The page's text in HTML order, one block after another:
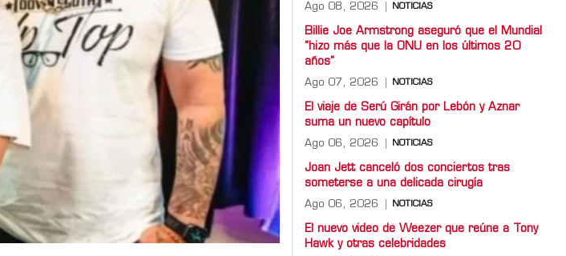
Ago 08, 2026 NOTICIAS
Billie Joe Armstrong aseguró que el Mundial
“hizo más que la ONU en los últimos 20
años”
Ago 07, 2026 NOTICIAS
El viaje de Serú Girán por Lebón y Aznar
suma un nuevo capítulo
Ago 06, 2026 NOTICIAS
Joan Jett canceló dos conciertos tras
someterse a una delicada cirugía
Ago 06, 2026 NOTICIAS
El nuevo video de Weezer que reúne a Tony
Hawk y otras celebridades